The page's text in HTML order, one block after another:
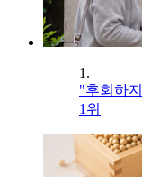
1.
"후회하
1위